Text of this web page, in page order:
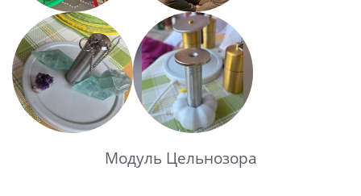
Модуль Цельнозора